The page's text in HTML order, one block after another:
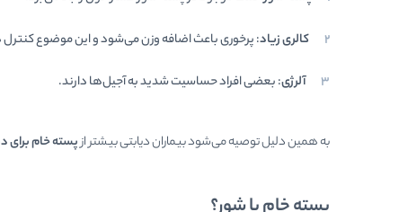
کالری زیاد: پرخوری باعث اضافه وزن می‌شود و این موضوع
آلرژی: بعضی افراد حساسیت شدید به آجیل‌ها دارند.
به همین دلیل توصیه می‌شود بیماران دیابتی بیشتر ازپسته خام برای